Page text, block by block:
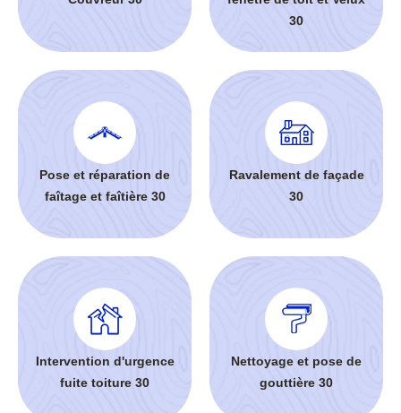
30
Pose et réparation de
faîtage et faîtière 30
Ravalement de façade
30
Intervention d'urgence
fuite toiture 30
Nettoyage et pose de
gouttière 30